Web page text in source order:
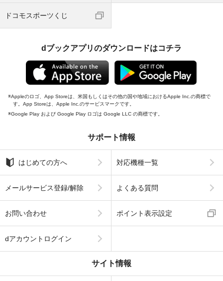
ドコモスポーツくじ
dブックアプリのダウンロードはコチラ
Appleのロゴ、App Storeは、米国もしくはその他の国や地域におけるApple Inc.の商標で
す。App Storeは、Apple Inc.のサービスマークです。
Google Play および Google Play ロゴは Google LLC の商標です。
サポート情報
はじめての方へ 対応機種一覧
メールサービス登録/解除 よくある質問
お問い合わせ ポイント表示設定
dアカウントログイン
サイト情報